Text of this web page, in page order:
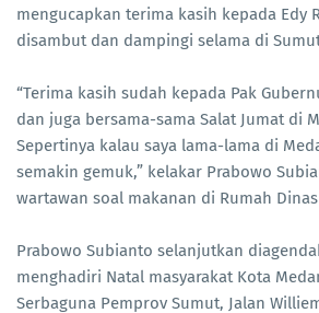
mengucapkan terima kasih kepada Edy
disambut dan dampingi selama di
“Terima kasih sudah kepada Pak
dan juga bersama-sama Salat Jumat di
Sepertinya kalau saya lama-lama di
semakin gemuk,” kelakar Prabowo
wartawan soal makanan di Rumah
Prabowo Subianto selanjutkan
menghadiri Natal masyarakat Kota
Serbaguna Pemprov Sumut, Jalan